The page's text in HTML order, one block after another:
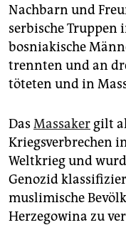
Nachbarn und
serbische Truppen
bosniakische
trennten und an
töteten und in
Das Massaker gilt
Kriegsverbrechen
Weltkrieg und
Genozid
muslimische
Herzegowina zu